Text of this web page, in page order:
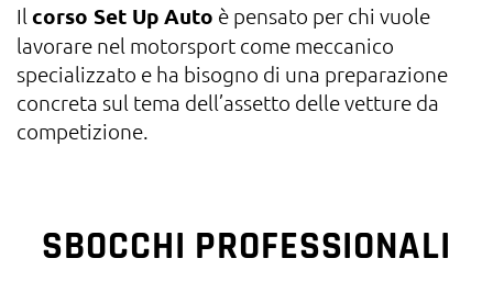
Il corso Set Up Auto è pensato per chi vuole
lavorare nel motorsport come meccanico
specializzato e ha bisogno di una preparazione
concreta sul tema dell’assetto delle vetture da
competizione.
SBOCCHI PROFESSIONALI